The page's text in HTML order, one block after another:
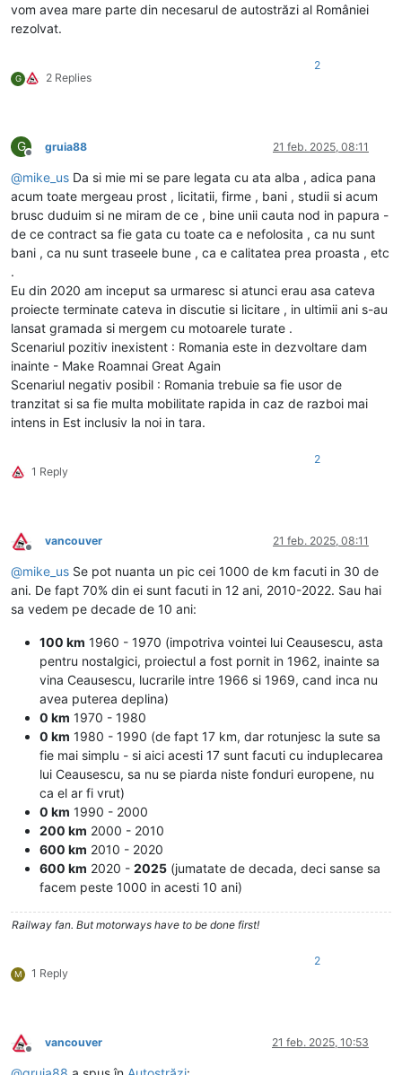
vom avea mare parte din necesarul de autostrăzi al României
rezolvat.
G 2 Replies
2
G
Deconectat
gruia88 21 feb. 2025, 08:11
@mike_us Da si mie mi se pare legata cu ata alba , adica pana
acum toate mergeau prost , licitatii, firme , bani , studii si acum
brusc duduim si ne miram de ce , bine unii cauta nod in papura -
de ce contract sa fie gata cu toate ca e nefolosita , ca nu sunt
bani , ca nu sunt traseele bune , ca e calitatea prea proasta , etc
.
Eu din 2020 am inceput sa urmaresc si atunci erau asa cateva
proiecte terminate cateva in discutie si licitare , in ultimii ani s-au
lansat gramada si mergem cu motoarele turate .
Scenariul pozitiv inexistent : Romania este in dezvoltare dam
inainte - Make Roamnai Great Again
Scenariul negativ posibil : Romania trebuie sa fie usor de
tranzitat si sa fie multa mobilitate rapida in caz de razboi mai
intens in Est inclusiv la noi in tara.
1 Reply
2
Deconectat
vancouver 21 feb. 2025, 08:11
@mike_us Se pot nuanta un pic cei 1000 de km facuti in 30 de
ani. De fapt 70% din ei sunt facuti in 12 ani, 2010-2022. Sau hai
sa vedem pe decade de 10 ani:
100 km 1960 - 1970 (impotriva vointei lui Ceausescu, asta
pentru nostalgici, proiectul a fost pornit in 1962, inainte sa
vina Ceausescu, lucrarile intre 1966 si 1969, cand inca nu
avea puterea deplina)
0 km 1970 - 1980
0 km 1980 - 1990 (de fapt 17 km, dar rotunjesc la sute sa
fie mai simplu - si aici acesti 17 sunt facuti cu induplecarea
lui Ceausescu, sa nu se piarda niste fonduri europene, nu
ca el ar fi vrut)
0 km 1990 - 2000
200 km 2000 - 2010
600 km 2010 - 2020
600 km 2020 - 2025 (jumatate de decada, deci sanse sa
facem peste 1000 in acesti 10 ani)
Railway fan. But motorways have to be done first!
M 1 Reply
2
Deconectat
vancouver 21 feb. 2025, 10:53